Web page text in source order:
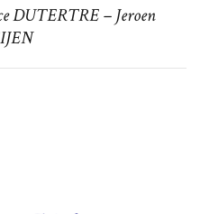
DUTERTRE – Jeroen